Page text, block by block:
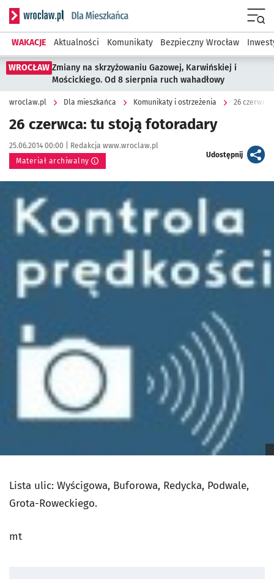
Serwis informacyjny wroclaw.pl podserwis: Dla mieszkańca
WAKACJE Aktualności Komunikaty Bezpieczny Wrocław
WROCŁAW Zmiany na skrzyżowaniu Gazowej, Karwińskiej i
Mościckiego. Od 8 sierpnia ruch wahadłowy
wroclaw.pl Dla mieszkańca Komunikaty i ostrzeżenia 26
26 czerwca: tu stoją fotoradary
Data publikacji:
25.06.2014 00:00 | Autor:
Redakcja www.wroclaw.pl
Materiał archiwalny
Udostępnijartykuł
Lista ulic: Wyścigowa, Buforowa, Redycka, Podwale,
Grota-Roweckiego.
mt